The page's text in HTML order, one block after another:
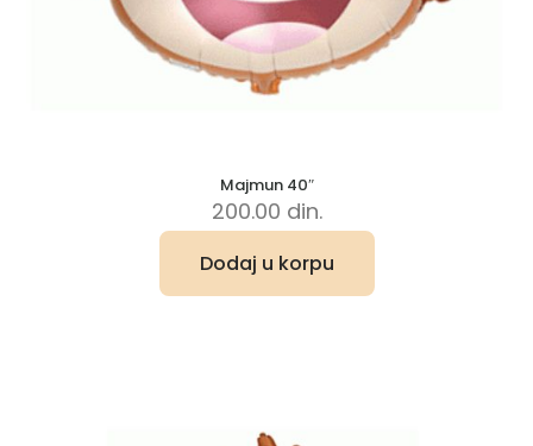
Majmun 40″
200.00 din.
Dodaj u korpu